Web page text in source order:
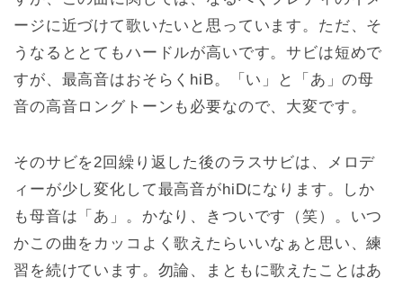
ージに近づけて歌いたいと思っています。ただ、そ
うなるととてもハードルが高いです。サビは短めで
すが、最高音はおそらくhiB。「い」と「あ」の母
音の高音ロングトーンも必要なので、大変です。
そのサビを2回繰り返した後のラスサビは、メロデ
ィーが少し変化して最高音がhiDになります。しか
も母音は「あ」。かなり、きついです（笑）。いつ
かこの曲をカッコよく歌えたらいいなぁと思い、練
習を続けています。勿論、まともに歌えたことはあ